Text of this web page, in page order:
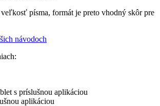
písma, formát je preto vhodný skôr pre
návodoch
s príslušnou aplikáciou
aplikáciou